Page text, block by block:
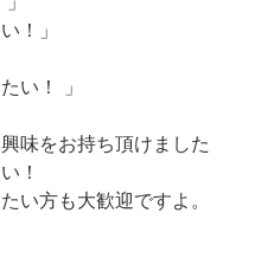
！」
い！ 」
味をお持ち頂けました
！
い方も大歓迎ですよ。